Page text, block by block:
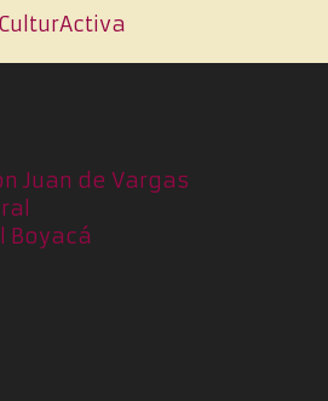
Juan de Vargas
Boyacá